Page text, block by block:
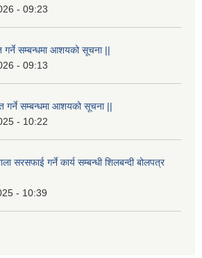
- 09:23
गर्ने सम्बन्धमा आशयको सूचना ||
- 09:13
गर्ने सम्बन्धमा आशयको सूचना ||
- 10:22
सरसफाई गर्ने कार्य सम्बन्धी शिलबन्दी बोलपत्र
- 10:39